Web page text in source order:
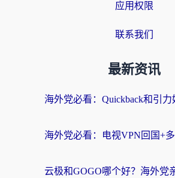
应用权限
联系我们
最新资讯